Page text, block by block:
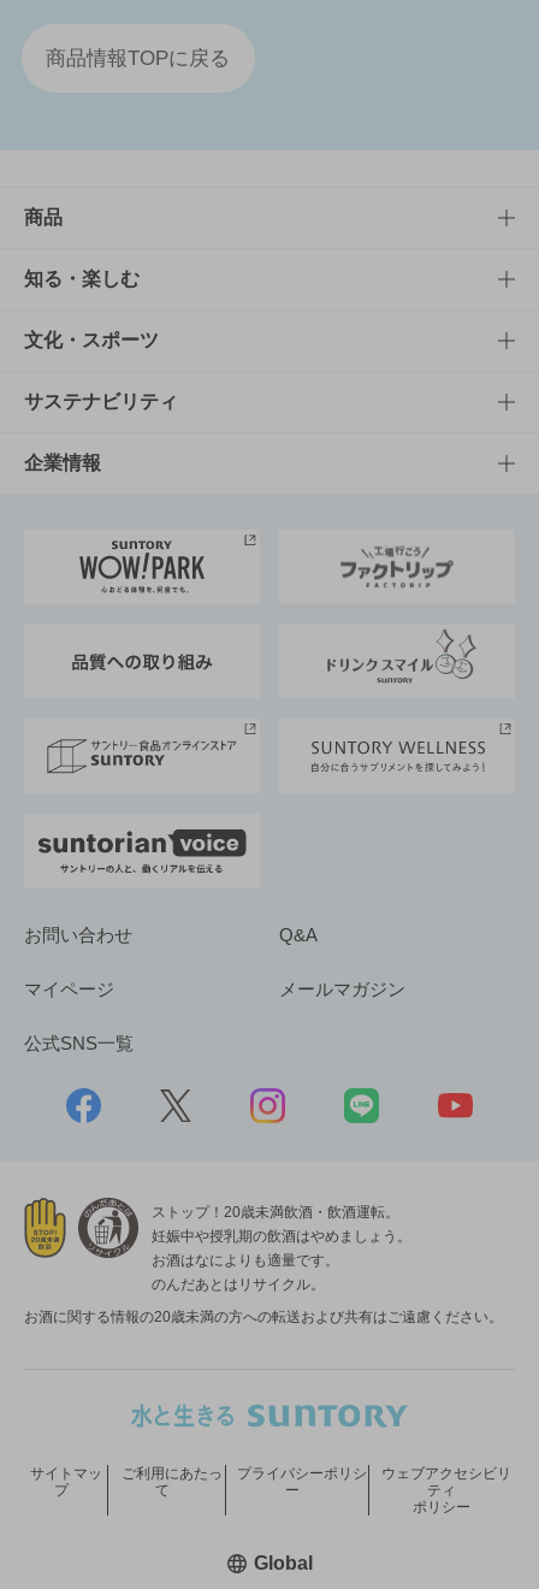
商品情報TOPに戻る
商品
商品TOP
商品一覧
商品発売情報
栄養成分一覧
知る・楽しむ
知る・楽しむTOP
キャンペーン
工場見学
地域情報
文化・スポーツ
文化・スポーツTOP
サントリーホール
サントリーサンバーズ大阪
サステナビリティ
サステナビリティTOP
サントリーが考えるサステナビリティ経営
企業情報
企業概要
採用情報
お問い合わせ Q&A
マイページ メールマガジン
公式SNS一覧
ストップ！20歳未満飲酒・飲酒運転。
妊娠中や授乳期の飲酒はやめましょう。
お酒はなによりも適量です。
のんだあとはリサイクル。
お酒に関する情報の20歳未満の方への転送および共有はご遠慮ください。
サイトマッ
プ
ご利用にあたっ
て
プライバシーポリシ
ー
ウェブアクセシビリ
ティ
ポリシー
Global新しいウィンドウで開く